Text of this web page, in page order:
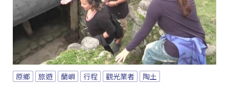
原鄉 旅遊 蘭嶼 行程 觀光業者 陶土